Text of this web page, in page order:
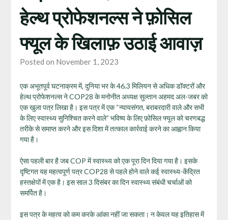
हेल्थ प्रोफेशनल्स ने फ़ोसिल
फ्यूल के खिलाफ़ उठाई आवाज़
Posted on November 1, 2023
एक अभूतपूर्व घटनाक्रम में, दुनिया भर के 46.3 मिलियन से अधिक डॉक्टरों और
हेल्थ प्रोफेशनल्स ने COP28 के मनोनीत अध्यक्ष सुल्तान अहमद अल-जबर को
एक खुला पत्र लिखा है। इस पत्र में एक “न्यायसंगत, बराबरदारी वाले और सभी
के लिए स्वास्थ्य सुनिश्चित करने वाले” भविष्य के लिए फ़ोसिल फ्यूल को चरणबद्ध
तरीके से समाप्त करने और इस दिशा में तत्काल कार्रवाई करने का आह्वान किया
गया है।
ऐसा पहली बार है जब COP में स्वास्थ्य को एक पूरा दिन दिया गया है। इसके
दृष्टिगत यह महत्वपूर्ण पत्र COP28 से पहले होने वाले कई स्वास्थ्य-केंद्रित
हस्तक्षेपों में एक है। इस साल 3 दिसंबर का दिन स्वास्थ्य संबंधी चर्चाओं को
समर्पित है।
इस पत्र के महत्व को कम करके आंका नहीं जा सकता। न केवल यह इतिहास में